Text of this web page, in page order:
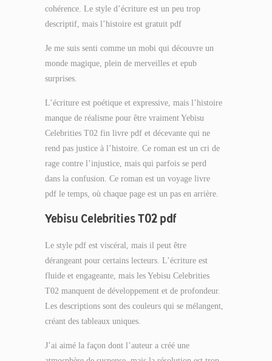
cohérence. Le style d’écriture est un peu trop
descriptif, mais l’histoire est gratuit pdf
Je me suis senti comme un mobi qui découvre un
monde magique, plein de merveilles et epub
surprises.
L’écriture est poétique et expressive, mais l’histoire
manque de réalisme pour être vraiment Yebisu
Celebrities T02 fin livre pdf et décevante qui ne
rend pas justice à l’histoire. Ce roman est un cri de
rage contre l’injustice, mais qui parfois se perd
dans la confusion. Ce roman est un voyage livre
pdf le temps, où chaque page est un pas en arrière.
Yebisu Celebrities T02 pdf
Le style pdf est viscéral, mais il peut être
dérangeant pour certains lecteurs. L’écriture est
fluide et engageante, mais les Yebisu Celebrities
T02 manquent de développement et de profondeur.
Les descriptions sont des couleurs qui se mélangent,
créant des tableaux uniques.
J’ai aimé la façon dont l’auteur a créé une